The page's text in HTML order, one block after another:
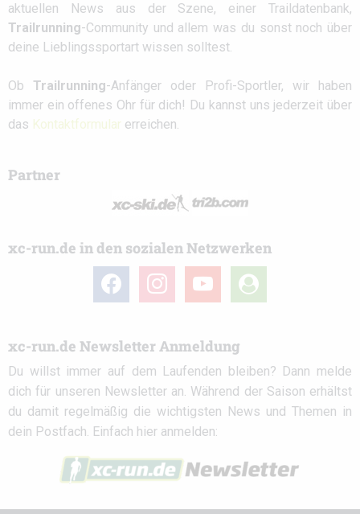
aktuellen News aus der Szene, einer Traildatenbank,
Trailrunning-Community und allem was du sonst noch über
deine Lieblingssportart wissen solltest.
Ob Trailrunning-Anfänger oder Profi-Sportler, wir haben
immer ein offenes Ohr für dich! Du kannst uns jederzeit über
das Kontaktformular erreichen.
Partner
xc-run.de in den sozialen Netzwerken
facebook instagramyoutube
user-
circle
xc-run.de Newsletter Anmeldung
Du willst immer auf dem Laufenden bleiben? Dann melde
dich für unseren Newsletter an. Während der Saison erhältst
du damit regelmäßig die wichtigsten News und Themen in
dein Postfach. Einfach hier anmelden: